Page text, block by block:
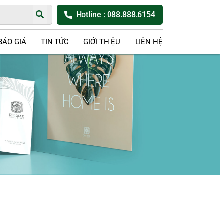
Hotline : 088.888.6154
GIÁ TIN TỨC GIỚI THIỆU LIÊN HỆ